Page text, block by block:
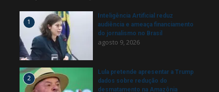
1
Inteligência Artificial reduz
audiência e ameaça financiamento
do jornalismo no Brasil
agosto 9, 2026
2
Lula pretende apresentar a Trump
dados sobre redução do
desmatamento na Amazônia